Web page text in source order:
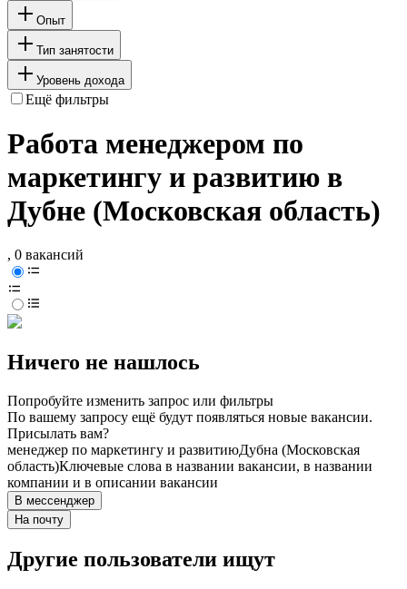
Опыт
Тип занятости
Уровень дохода
Ещё фильтры
Работа менеджером по
маркетингу и развитию в
Дубне (Московская область)
, 0 вакансий
Ничего не нашлось
Попробуйте изменить запрос или фильтры
По вашему запросу ещё будут появляться новые вакансии.
Присылать вам?
менеджер по маркетингу и развитиюДубна (Московская
область)Ключевые слова в названии вакансии, в названии
компании и в описании вакансии
В мессенджер
На почту
Другие пользователи ищут